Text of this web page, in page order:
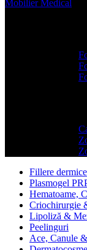
MobilierMedical
Fillere dermice
Plasmogel
Hematoame,
Criochirurgie
Lipoliză &
Peelinguri
Ace, Canule